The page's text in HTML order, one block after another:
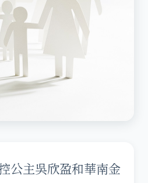
主吳欣盈和華南金